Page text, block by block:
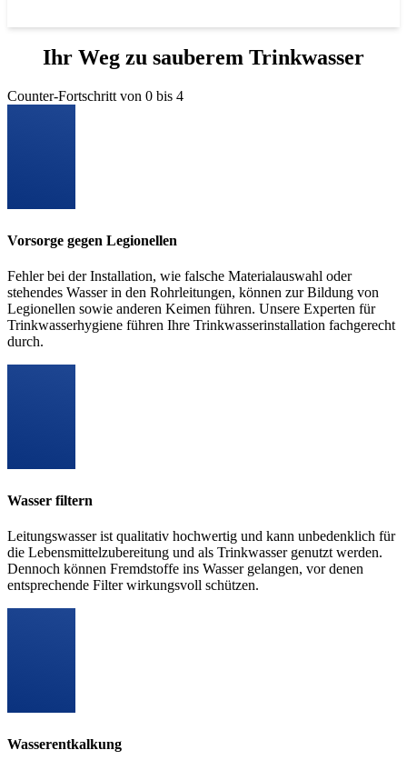
Ihr Weg zu sauberem Trinkwasser
Counter-Fortschritt von 0 bis 4
Vorsorge gegen Legionellen
Fehler bei der Installation, wie falsche Materialauswahl oder
stehendes Wasser in den Rohrleitungen, können zur Bildung von
Legionellen sowie anderen Keimen führen. Unsere Experten für
Trinkwasserhygiene führen Ihre Trinkwasserinstallation fachgerecht
durch.
Wasser filtern
Leitungswasser ist qualitativ hochwertig und kann unbedenklich für
die Lebensmittelzubereitung und als Trinkwasser genutzt werden.
Dennoch können Fremdstoffe ins Wasser gelangen, vor denen
entsprechende Filter wirkungsvoll schützen.
Wasserentkalkung